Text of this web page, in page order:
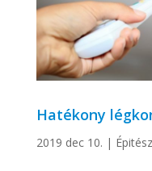
Hatékony
2019 dec 10. |